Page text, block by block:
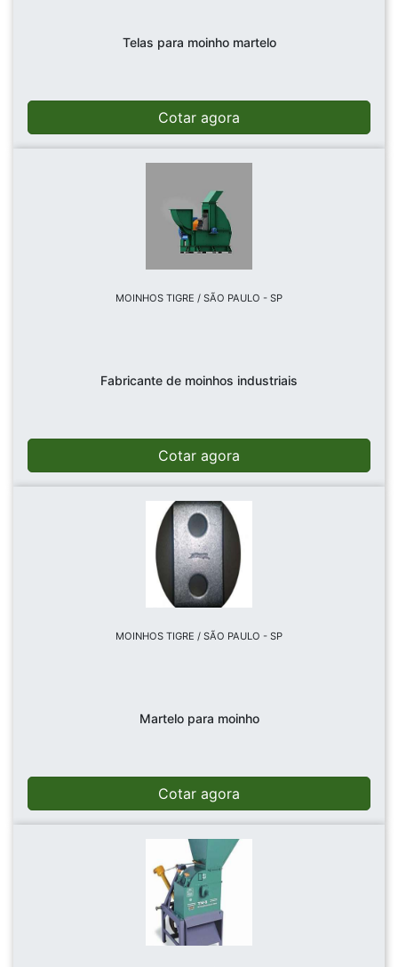
Telas para moinho martelo
Cotar agora
MOINHOS TIGRE / SÃO PAULO - SP
Fabricante de moinhos industriais
Cotar agora
MOINHOS TIGRE / SÃO PAULO - SP
Martelo para moinho
Cotar agora